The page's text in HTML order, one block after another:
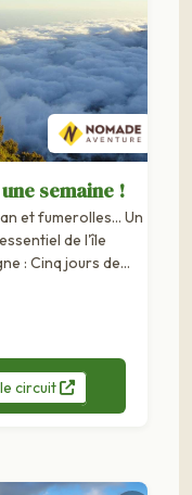
semaine !
et fumerolles... Un
de l'île
: Cinq jours de
le circuit